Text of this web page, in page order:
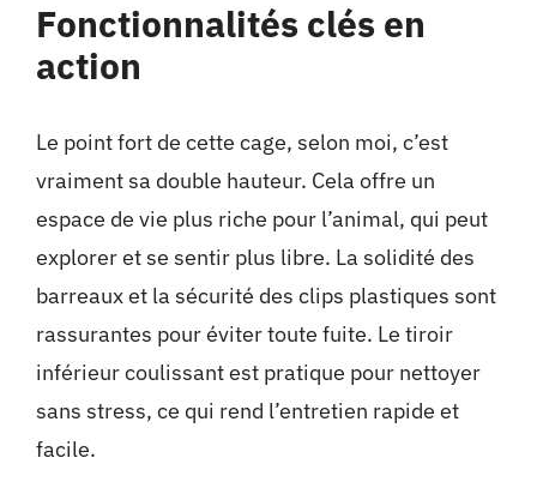
Fonctionnalités clés en
action
Le point fort de cette cage, selon moi, c’est
vraiment sa double hauteur. Cela offre un
espace de vie plus riche pour l’animal, qui peut
explorer et se sentir plus libre. La solidité des
barreaux et la sécurité des clips plastiques sont
rassurantes pour éviter toute fuite. Le tiroir
inférieur coulissant est pratique pour nettoyer
sans stress, ce qui rend l’entretien rapide et
facile.